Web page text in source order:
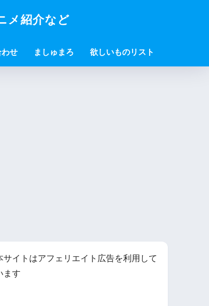
メ紹介など
わせ ましゅまろ 欲しいものリスト
サイトはアフェリエイト広告を利用して
ます